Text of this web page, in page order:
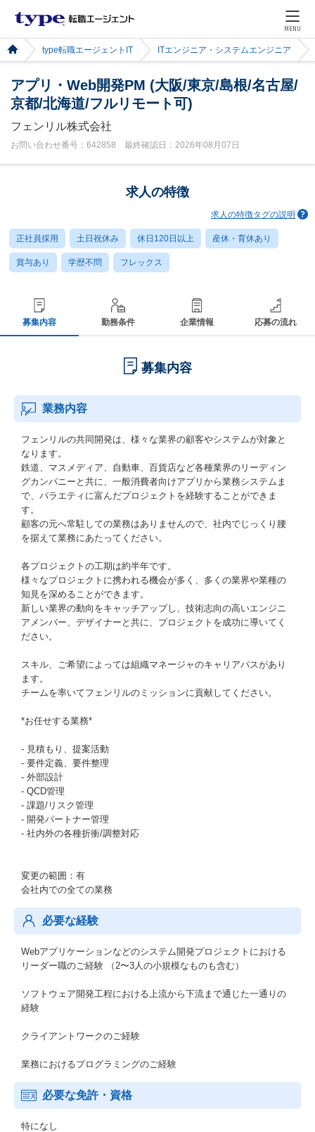
MENU
type転職エージェントIT ITエンジニア・システムエンジニア
アプリ・Web開発PM (大阪/東京/島根/名古屋/
京都/北海道/フルリモート可)
フェンリル株式会社
お問い合わせ番号：642858 最終確認日：2026年08月07日
求人の特徴
求人の特徴タグの説明
正社員採用 土日祝休み 休日120日以上 産休・育休あり
賞与あり 学歴不問 フレックス
募集内容 勤務条件 企業情報 応募の流れ
募集内容
業務内容
フェンリルの共同開発は、様々な業界の顧客やシステムが対象と
なります。
鉄道、マスメディア、自動車、百貨店など各種業界のリーディン
グカンパニーと共に、一般消費者向けアプリから業務システムま
で、バラエティに富んだプロジェクトを経験することができま
す。
顧客の元へ常駐しての業務はありませんので、社内でじっくり腰
を据えて業務にあたってください。
各プロジェクトの工期は約半年です。
様々なプロジェクトに携われる機会が多く、多くの業界や業種の
知見を深めることができます。
新しい業界の動向をキャッチアップし、技術志向の高いエンジニ
アメンバー、デザイナーと共に、プロジェクトを成功に導いてく
ださい。
スキル、ご希望によっては組織マネージャのキャリアパスがあり
ます。
チームを率いてフェンリルのミッションに貢献してください。
*お任せする業務*
- 見積もり、提案活動
- 要件定義、要件整理
- 外部設計
- QCD管理
- 課題/リスク管理
- 開発パートナー管理
- 社内外の各種折衝/調整対応
変更の範囲：有
会社内での全ての業務
必要な経験
Webアプリケーションなどのシステム開発プロジェクトにおける
リーダー職のご経験 （2〜3人の小規模なものも含む）
ソフトウェア開発工程における上流から下流まで通じた一通りの
経験
クライアントワークのご経験
業務におけるプログラミングのご経験
必要な免許・資格
特になし